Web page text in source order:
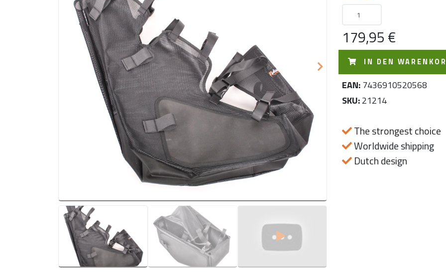
Next
179,95 €
IN DEN
EAN:7436910520568
SKU:21214
The strongest choice
Worldwide shipping
Dutch design